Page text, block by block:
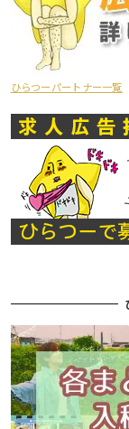
ひらつーパートナー一覧